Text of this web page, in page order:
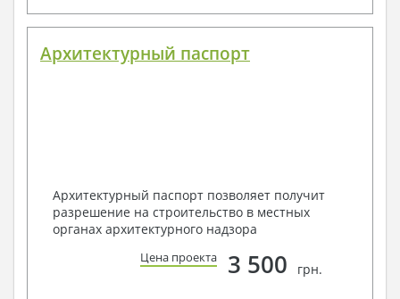
Архитектурный паспорт
Архитектурный паспорт позволяет получит
разрешение на строительство в местных
органах архитектурного надзора
Цена проекта 3 500 грн.